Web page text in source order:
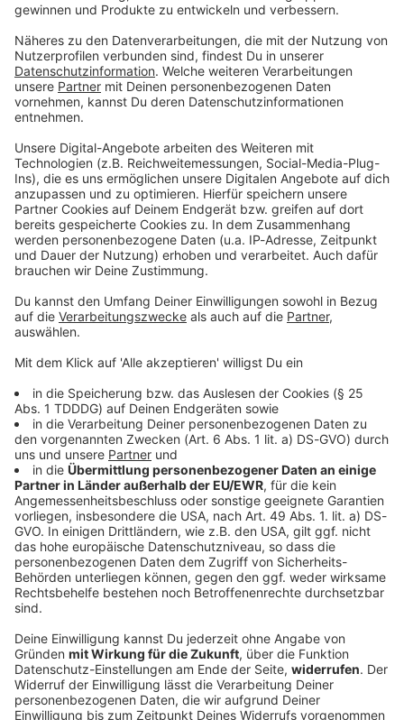
Du möchtest uns etwas sagen?
Studio Hotline
Kontaktformular
Sprachnachricht
© dpa-infocom, dpa:251128-930-352348/1
Bayern
FC Augsburg siegt beim Familientag gegen
Italien-Club
Im Duell mit Sassuolo Calcio holt der Fußball-